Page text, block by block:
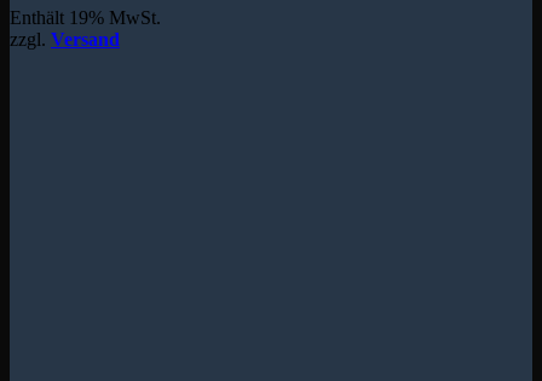
Enthält 19% MwSt.
zzgl. Versand